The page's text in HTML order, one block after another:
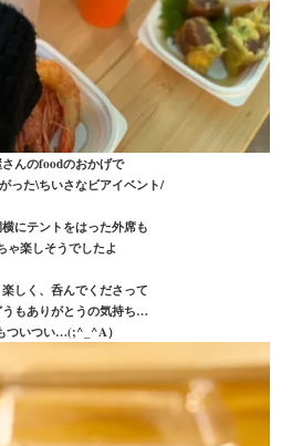
んのfoodのおかげで
った\ちいさなビアイベント/
にテントをはった外席も
ゃ楽しそうでしたよ
しく、呑んでくださって
もありがとうの気持ち…
ついつい…(;^_^A）